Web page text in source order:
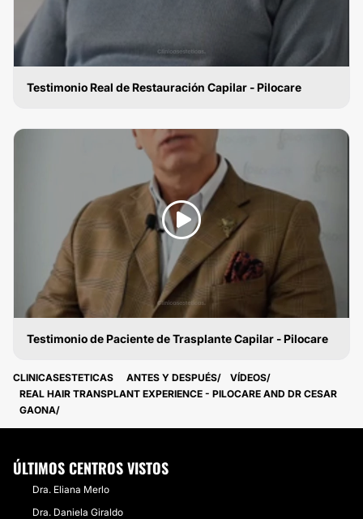
Testimonio Real de Restauración Capilar - Pilocare
Testimonio de Paciente de Trasplante Capilar - Pilocare
CLINICASESTETICAS ANTES Y DESPUÉS
VÍDEOS
REAL HAIR TRANSPLANT EXPERIENCE - PILOCARE AND DR CESAR
GAONA
ÚLTIMOS CENTROS VISTOS
Dra. Eliana Merlo
Dra. Daniela Giraldo